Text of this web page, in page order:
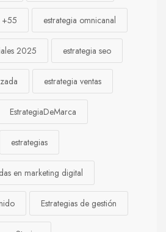
+55 estrategia omnicanal
2025 estrategia seo
estrategia ventas
EstrategiaDeMarca
estrategias
en marketing digital
Estrategias de gestión